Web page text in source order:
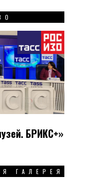
БРИКС+»
ГАЛЕРЕЯ